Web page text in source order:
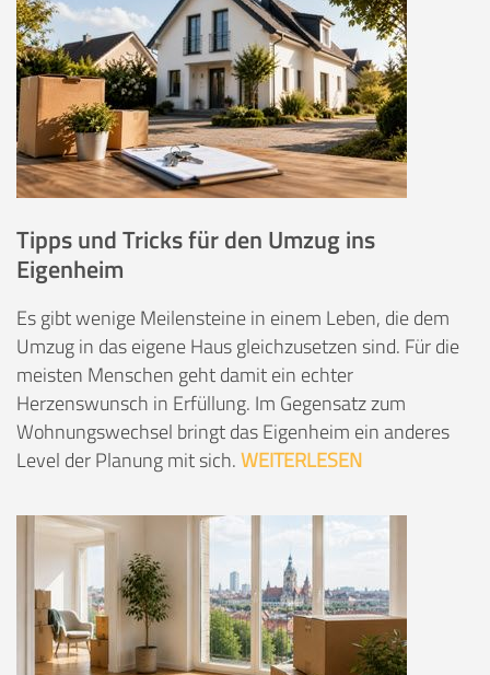
Tipps und Tricks für den Umzug ins
Eigenheim
Es gibt wenige Meilensteine in einem Leben, die dem
Umzug in das eigene Haus gleichzusetzen sind. Für die
meisten Menschen geht damit ein echter
Herzenswunsch in Erfüllung. Im Gegensatz zum
Wohnungswechsel bringt das Eigenheim ein anderes
Level der Planung mit sich.WEITERLESEN